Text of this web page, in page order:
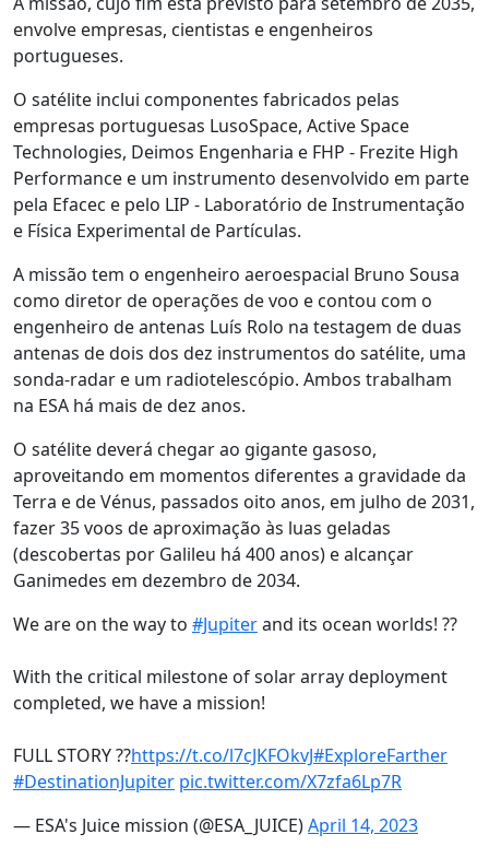
envolve empresas, cientistas e engenheiros
portugueses.
O satélite inclui componentes fabricados pelas
empresas portuguesas LusoSpace, Active Space
Technologies, Deimos Engenharia e FHP - Frezite High
Performance e um instrumento desenvolvido em parte
pela Efacec e pelo LIP - Laboratório de Instrumentação
e Física Experimental de Partículas.
A missão tem o engenheiro aeroespacial Bruno Sousa
como diretor de operações de voo e contou com o
engenheiro de antenas Luís Rolo na testagem de duas
antenas de dois dos dez instrumentos do satélite, uma
sonda-radar e um radiotelescópio. Ambos trabalham
na ESA há mais de dez anos.
O satélite deverá chegar ao gigante gasoso,
aproveitando em momentos diferentes a gravidade da
Terra e de Vénus, passados oito anos, em julho de 2031,
fazer 35 voos de aproximação às luas geladas
(descobertas por Galileu há 400 anos) e alcançar
Ganimedes em dezembro de 2034.
We are on the way to #Jupiterand its ocean worlds! ??
With the critical milestone of solar array deployment
completed, we have a mission!
FULL STORY ??https://t.co/l7cJKFOkvJ#ExploreFarther
#DestinationJupiter pic.twitter.com/X7zfa6Lp7R
— ESA's Juice mission (@ESA_JUICE)April 14, 2023